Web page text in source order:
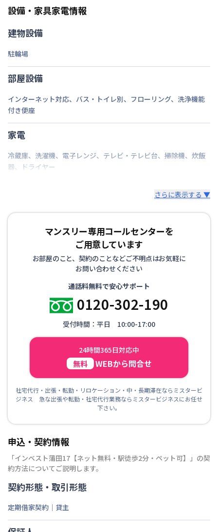
・延長契約で１日刻みの延長OK！
・解除予告は１４日前！急な予定変更もご安心くださ
い。
・全部屋レイトチェックアウト付。翌日昼12時退去
▼家電・家具
テレビ、ドライヤー、炊飯ジャー、洗濯機、掃除機、
ベッド、冷蔵庫、電子レンジ、照明、ケトル、コン
ロ、イス、テーブル、テレビ台、カーテンを標準装
備。
▼キッチン・掃除用品
コップ、スプーン、フォーク、お箸、しゃもじ、茶
碗・皿、洗濯用洗剤、洗濯カゴ、固形石鹸、石鹸スタ
ンド、スリッパ、トイレットペーパー、ゴミ箱、ゴミ
袋（45ℓ）、消臭剤、傘など
▼寝具・リネン
※お布団類は全て羽毛布団を設置。人数に合わせて敷
布団も追加可能です。
その他、調理器具セット、生活用品セット、お掃除セ
ットなどをオプションでご用意しています。
設備・家具家電情報
建物設備
駐輪場
部屋設備
インターネット対応、 バス・トイレ別、 フローリング、 洗浄機能
付き便座
家電
冷蔵庫、 洗濯機、 電子レンジ、 テレビ・テレビ台、 掃除機、 炊飯
器、 ドライヤー
さらに表示する ▼
マンスリー専用コールセンターを
ご用意しています
お部屋のこと、契約のことなどご不明点はお気軽に
お問い合わせください
通話料無料で安心サポート
0120-302-190
受付時間：平日 10:00-17:00
24時間365日対応中
無料 WEBから問合せ
社宅代行・出張・転勤・リロケーション・中・長期滞在ならミスタービ
ジネス 急な出張や転勤・社宅代行業務ならミスタービジネスにお任せ
下さい。
申込・契約情報
「インベスト蒲田17【ネット無料・駅徒歩2分・ペット可】
」の契
約方法についてご説明します。
契約形態・取引形態
定期借家契約｜貸主